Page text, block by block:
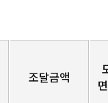
조달금액